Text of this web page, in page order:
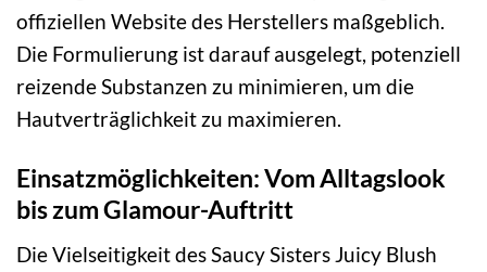
offiziellen Website des Herstellers maßgeblich.
Die Formulierung ist darauf ausgelegt, potenziell
reizende Substanzen zu minimieren, um die
Hautverträglichkeit zu maximieren.
Einsatzmöglichkeiten: Vom Alltagslook
bis zum Glamour-Auftritt
Die Vielseitigkeit des Saucy Sisters Juicy Blush